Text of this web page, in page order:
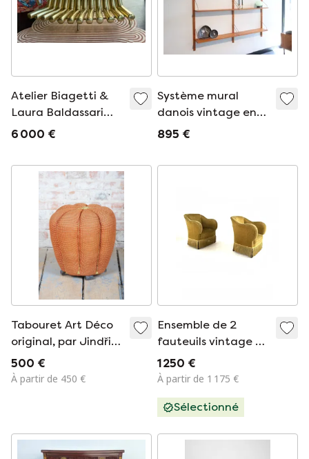
Atelier Biagetti &
Laura Baldassari
Canapé disco
6 000 €
Système mural
danois vintage en
teck
895 €
Tabouret Art Déco
original, par Jindřich
Halabala pour UP
Závody, hêtre,
500 €
À partir de 450 €
Ensemble de 2
fauteuils vintage en
velours des années
60
1 250 €
À partir de 1 175 €
Sélectionné